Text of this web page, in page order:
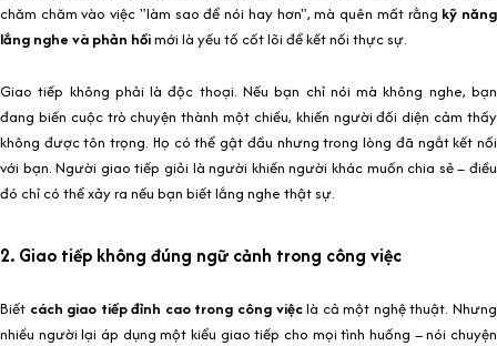
chăm chăm vào việc "làm sao để nói hay hơn", mà quên mất rằng kỹ năng
lắng nghe và phản hồimới là yếu tố cốt lõi để kết nối thực sự.
Giao tiếp không phải là độc thoại. Nếu bạn chỉ nói mà không nghe, bạn
đang biến cuộc trò chuyện thành một chiều, khiến người đối diện cảm thấy
không được tôn trọng. Họ có thể gật đầu nhưng trong lòng đã ngắt kết nối
với bạn. Người giao tiếp giỏi là người khiến người khác muốn chia sẻ – điều
đó chỉ có thể xảy ra nếu bạn biết lắng nghe thật sự.
2. Giao tiếp không đúng ngữ cảnh trong công việc
Biết cách giao tiếp đỉnh cao trong công việclà cả một nghệ thuật. Nhưng
nhiều người lại áp dụng một kiểu giao tiếp cho mọi tình huống – nói chuyện